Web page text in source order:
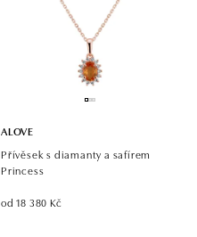
ALOVE
Přívěsek s diamanty a safírem
Princess
od 18 380 Kč